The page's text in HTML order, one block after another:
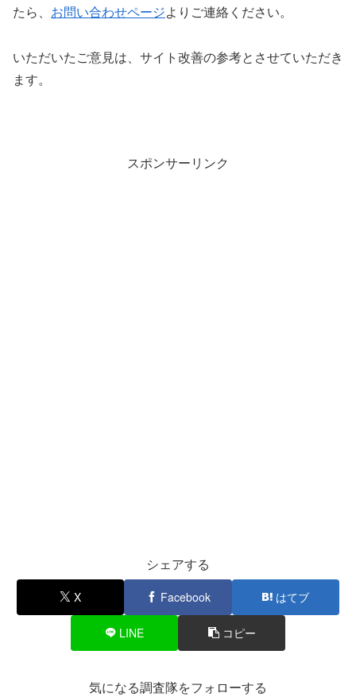
たら、 お問い合わせページよりご連絡ください。
いただいたご意見は、サイト改善の参考とさせていただき
ます。
スポンサーリンク
シェアする
X Facebook はてブ
LINE コピー
気になる調査隊をフォローする